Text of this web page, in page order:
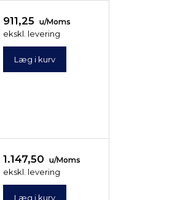
911,25 u/Moms
ekskl. levering
Læg i kurv
1.147,50 u/Moms
ekskl. levering
Læg i kurv